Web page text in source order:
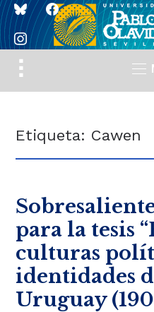
blueskyfacebook
instagram
Toggle
sidebar
Etiqueta: Cawen
para la tesis
culturas
identidades
Uruguay